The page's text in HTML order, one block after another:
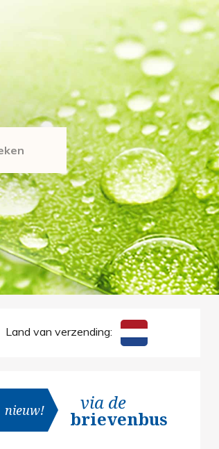
Land van verzending:
nieuw! via de
brievenbus